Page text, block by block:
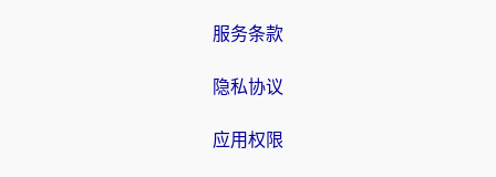
服务条款
隐私协议
应用权限